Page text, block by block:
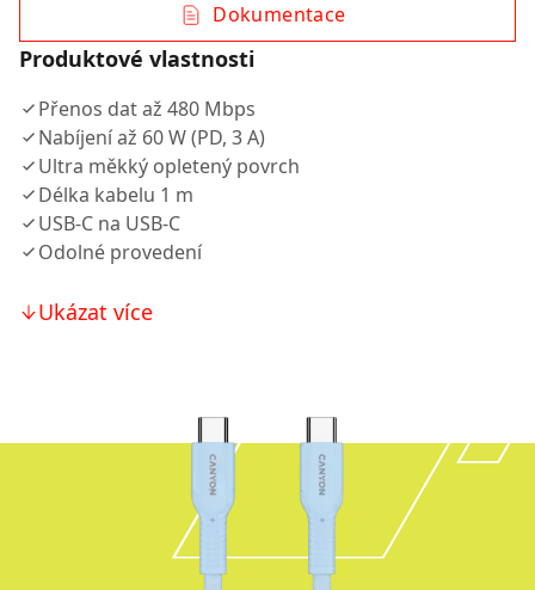
Dokumentace
Produktové vlastnosti
Přenos dat až 480 Mbps
Nabíjení až 60 W (PD, 3 A)
Ultra měkký opletený povrch
Délka kabelu 1 m
USB-C na USB-C
Odolné provedení
Ukázat více